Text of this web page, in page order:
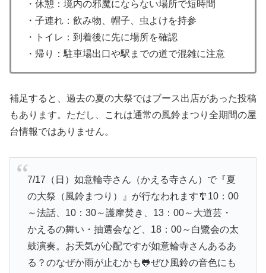
・休憩：境内の邪魔にならない場所で短時間
・子連れ：飲み物、帽子、虫よけを持参
・トイレ：到着後に先に場所を確認
・帰り：駐車場出口や駅までの道で混雑に注意
補足すると、過去の夏の大祭ではブース出店があった投稿
もあります。ただし、これは通常の風鈴まつり全期間の屋
台情報ではありません。
7/17（日）如意輪寺さん（かえる寺さん）で『夏
の大祭（風鈴まつり）』が行なわれます🎐10：00
～法話、10：30～護摩焚き、13：00～大道芸・
かえるの舞い・抽選会など、18：00～白鷺会の太
鼓演奏。お天気が心配ですが如意輪寺さんあるあ
る？のなぜか雨が止むかも🐸ぜひ風鈴の音色にも